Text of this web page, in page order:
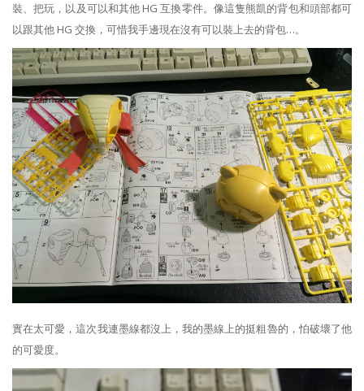
裝、把玩，以及可以和其他 HG 互換零件。像這隻熊凱的背包和頭部都可
以跟其他 HG 交換，可惜我手邊現在沒有可以裝上去的背包…。
實在太可愛，這次我連墨線都沒上，我的墨線上的挺粗魯的，怕破壞了他
的可愛度。